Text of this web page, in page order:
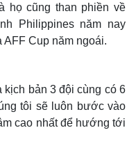
họ cũng than phiền về
Philippines năm nay
AFF Cup năm ngoái.
kịch bản 3 đội cùng có 6
tôi sẽ luôn bước vào
cao nhất để hướng tới